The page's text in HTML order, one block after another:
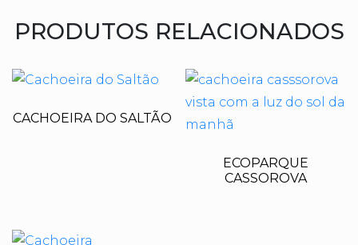
PRODUTOS RELACIONADOS
CACHOEIRA DO SALTÃO
ECOPARQUE
CASSOROVA